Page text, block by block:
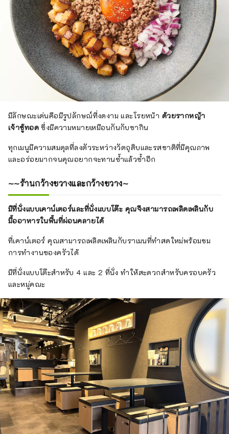
มีลักษณะเด่นคือมีรูปลักษณ์ที่งดงาม และโรยหน้า ด้วยรากหญ้า
เจ้าชู้ทอดซึ่งมีความหมายเหมือนกันกับซากิน
ทุกเมนูมีความสมดุลที่ลงตัวระหว่างวัตถุดิบและรสชาติที่มีคุณภาพ
และอร่อยมากจนคุณอยากจะทานซ้ำแล้วซ้ำอีก
~~ร้านกว้างขวางและกว้างขวาง~
มีที่นั่งแบบเคาน์เตอร์และที่นั่งแบบโต๊ะ คุณจึงสามารถเพลิดเพลินกับ
มื้ออาหารในพื้นที่ผ่อนคลายได้
ที่เคาน์เตอร์ คุณสามารถเพลิดเพลินกับราเมนที่ทำสดใหม่พร้อมชม
การทำงานของครัวได้
มีที่นั่งแบบโต๊ะสำหรับ 4 และ 2 ที่นั่ง ทำให้สะดวกสำหรับครอบครัว
และหมู่คณะ